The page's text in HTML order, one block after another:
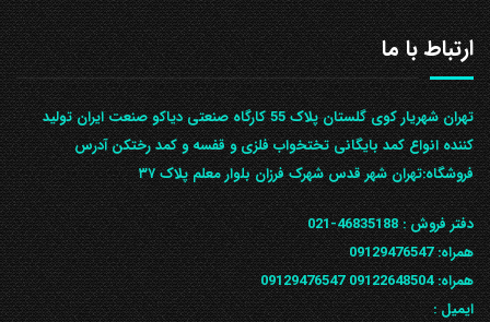
ارتباط با ما
تهران شهریار کوی گلستان پلاک 55 کارگاه صنعتی دیاکو صنعت ایران تولید
کننده انواع کمد بایگانی تختخواب فلزی و قفسه و کمد رختکن آدرس
ف‍روشگاه:تهران شهر قدس شهرک فرزان بلوار معلم پلاک ۳۷
دفتر فروش :46835188-021
همراه:09129476547
همراه: 09122648504
09129476547
ایمیل :